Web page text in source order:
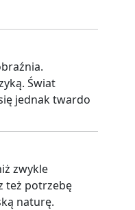
Świat
jednak twardo
zwykle
też potrzebę
naturę.